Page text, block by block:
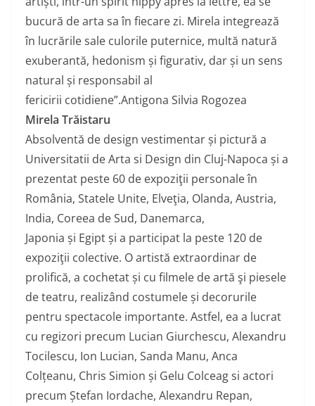
bucură de arta sa în fiecare zi. Mirela integrează
în lucrările sale culorile puternice, multă natură
exuberantă, hedonism și figurativ, dar și un sens
natural și responsabil al
fericirii cotidiene”.Antigona Silvia Rogozea
Mirela Trăistaru
Absolventă de design vestimentar și pictură a
Universitatii de Arta si Design din Cluj-Napoca și a
prezentat peste 60 de expoziţii personale în
România, Statele Unite, Elveţia, Olanda, Austria,
India, Coreea de Sud, Danemarca,
Japonia și Egipt și a participat la peste 120 de
expoziţii colective. O artistă extraordinar de
prolifică, a cochetat și cu filmele de artă şi piesele
de teatru, realizând costumele și decorurile
pentru spectacole importante. Astfel, ea a lucrat
cu regizori precum Lucian Giurchescu, Alexandru
Tocilescu, Ion Lucian, Sanda Manu, Anca
Colțeanu, Chris Simion și Gelu Colceag si actori
precum Ștefan Iordache, Alexandru Repan,